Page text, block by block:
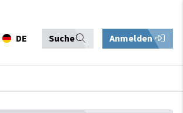
DE Suche Anmelden